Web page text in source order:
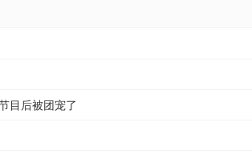
目后被团宠了